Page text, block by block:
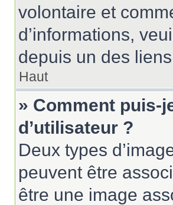
volontaire et
d’informations,
depuis un des
Haut
» Comment puis-
d’utilisateur ?
Deux types
peuvent être
être une image